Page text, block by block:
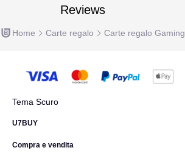
Reviews
Home Carte regalo Carte regalo Gaming
Tema Scuro
U7BUY
Compra e vendita